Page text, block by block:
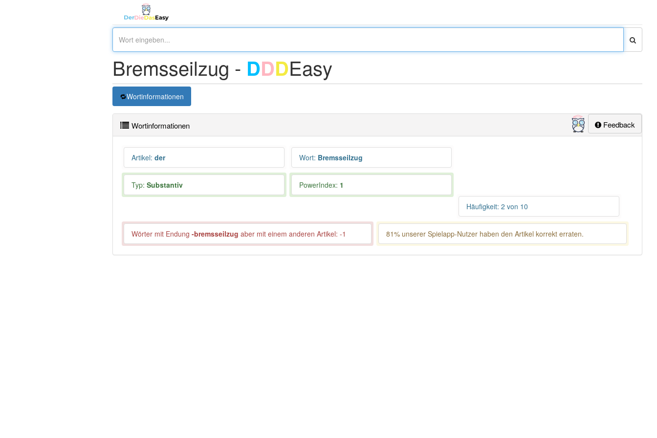
Bremsseilzug - DDDEasy
Wortinformationen
Feedback
Wortinformationen
Artikel: der Wort: Bremsseilzug
Typ: Substantiv PowerIndex: 1
Häufigkeit: 2 von 10
Wörter mit Endung -bremsseilzug aber mit einem anderen Artikel: -1 81% unserer Spielapp-Nutzer haben den Artikel korrekt erraten.